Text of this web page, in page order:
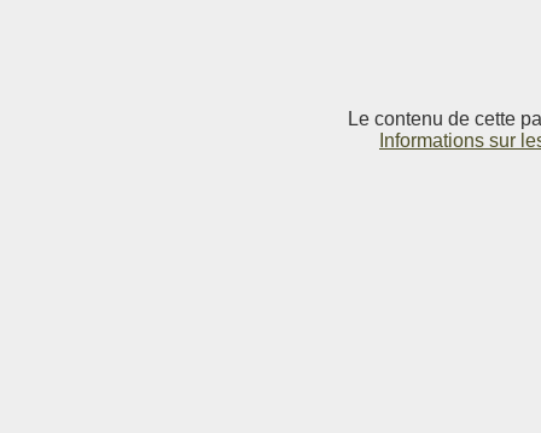
Le contenu de cette
Informations sur